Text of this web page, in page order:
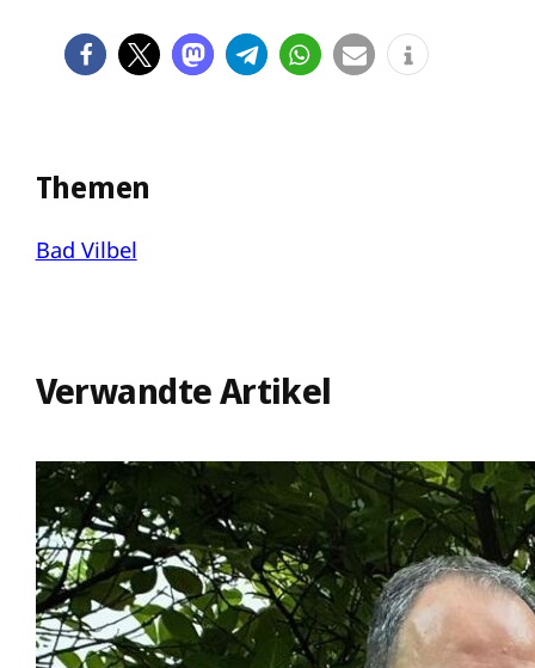
Themen
Bad Vilbel
Verwandte Artikel